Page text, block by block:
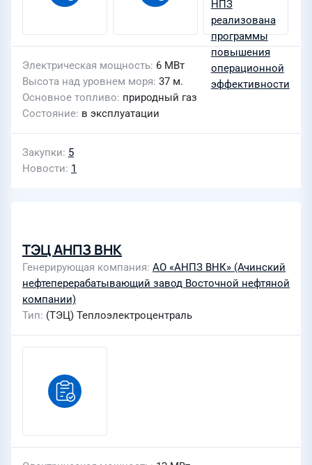
Электрическая мощность 6 МВт
Высота над уровнем моря 37 м.
Основное топливо природный газ
Состояние в эксплуатации
Закупки 5
Новости 1
ТЭЦ АНПЗ ВНК
Генерирующая компания АО «АНПЗ ВНК» (Ачинский
нефтеперерабатывающий завод Восточной нефтяной
компании)
Тип (ТЭЦ) Теплоэлектроцентраль